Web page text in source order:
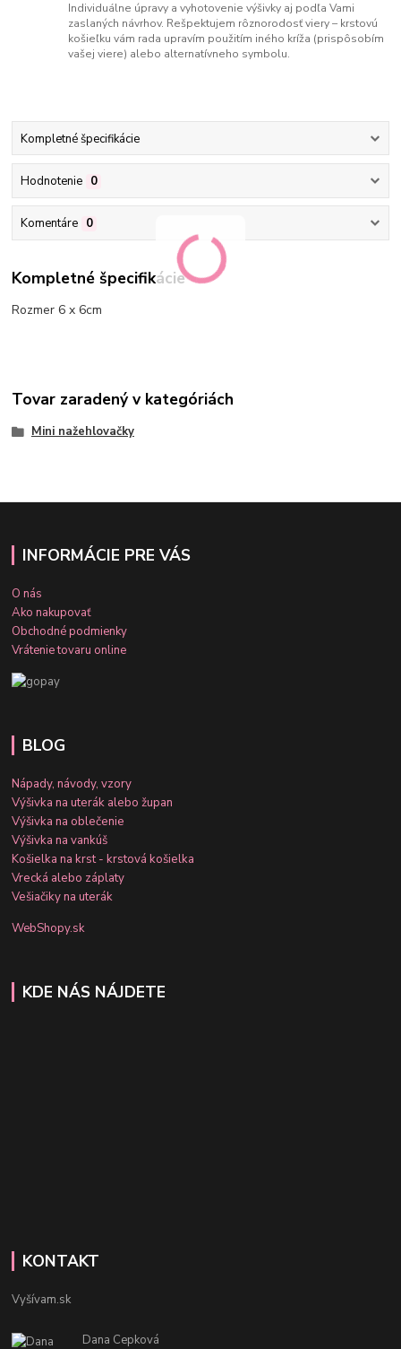
Individuálne úpravy a vyhotovenie výšivky aj podľa Vami
zaslaných návrhov. Rešpektujem rôznorodosť viery – krstovú
košieľku vám rada upravím použitím iného kríža (prispôsobím
vašej viere) alebo alternatívneho symbolu.
Kompletné špecifikácie
Hodnotenie 0
Komentáre 0
Kompletné špecifikácie
Rozmer 6 x 6cm
Tovar zaradený v kategóriách
Mini nažehlovačky
INFORMÁCIE PRE VÁS
O nás
Ako nakupovať
Obchodné podmienky
Vrátenie tovaru online
BLOG
Nápady, návody, vzory
Výšivka na uterák alebo župan
Výšivka na oblečenie
Výšivka na vankúš
Košielka na krst - krstová košielka
Vrecká alebo záplaty
Vešiačiky na uterák
WebShopy.sk
KDE NÁS NÁJDETE
KONTAKT
Vyšívam.sk
Dana Cepková